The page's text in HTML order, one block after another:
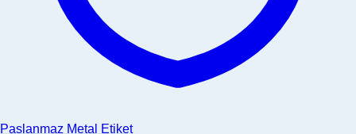
Paslanmaz Metal Etiket